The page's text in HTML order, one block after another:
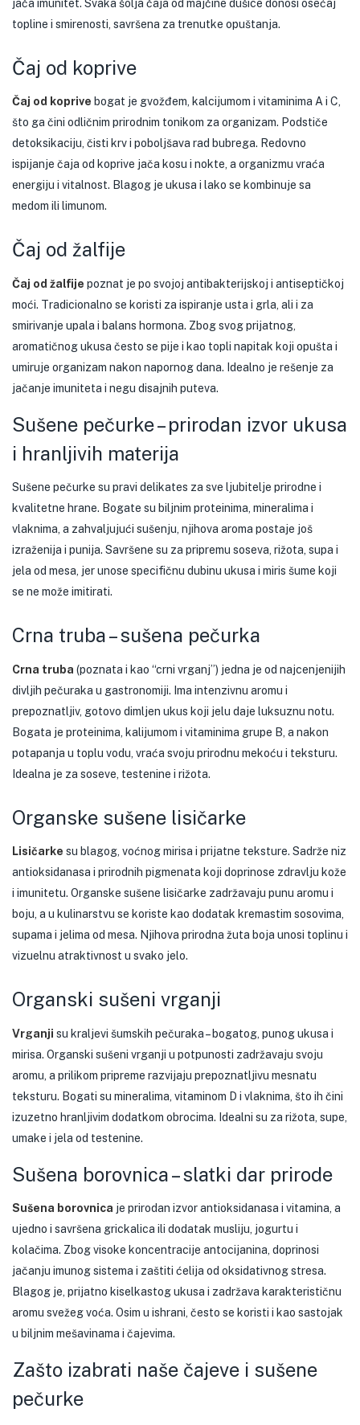
jača imunitet. Svaka šolja čaja od majčine dušice donosi osećaj
topline i smirenosti, savršena za trenutke opuštanja.
Čaj od koprive
Čaj od koprive bogat je gvožđem, kalcijumom i vitaminima A i C,
što ga čini odličnim prirodnim tonikom za organizam. Podstiče
detoksikaciju, čisti krv i poboljšava rad bubrega. Redovno
ispijanje čaja od koprive jača kosu i nokte, a organizmu vraća
energiju i vitalnost. Blagog je ukusa i lako se kombinuje sa
medom ili limunom.
Čaj od žalfije
Čaj od žalfije poznat je po svojoj antibakterijskoj i antiseptičkoj
moći. Tradicionalno se koristi za ispiranje usta i grla, ali i za
smirivanje upala i balans hormona. Zbog svog prijatnog,
aromatičnog ukusa često se pije i kao topli napitak koji opušta i
umiruje organizam nakon napornog dana. Idealno je rešenje za
jačanje imuniteta i negu disajnih puteva.
Sušene pečurke – prirodan izvor ukusa
i hranljivih materija
Sušene pečurke su pravi delikates za sve ljubitelje prirodne i
kvalitetne hrane. Bogate su biljnim proteinima, mineralima i
vlaknima, a zahvaljujući sušenju, njihova aroma postaje još
izraženija i punija. Savršene su za pripremu soseva, rižota, supa i
jela od mesa, jer unose specifičnu dubinu ukusa i miris šume koji
se ne može imitirati.
Crna truba – sušena pečurka
Crna truba (poznata i kao “crni vrganj”) jedna je od najcenjenijih
divljih pečuraka u gastronomiji. Ima intenzivnu aromu i
prepoznatljiv, gotovo dimljen ukus koji jelu daje luksuznu notu.
Bogata je proteinima, kalijumom i vitaminima grupe B, a nakon
potapanja u toplu vodu, vraća svoju prirodnu mekoću i teksturu.
Idealna je za soseve, testenine i rižota.
Organske sušene lisičarke
Lisičarke su blagog, voćnog mirisa i prijatne teksture. Sadrže niz
antioksidanasa i prirodnih pigmenata koji doprinose zdravlju kože
i imunitetu. Organske sušene lisičarke zadržavaju punu aromu i
boju, a u kulinarstvu se koriste kao dodatak kremastim sosovima,
supama i jelima od mesa. Njihova prirodna žuta boja unosi toplinu i
vizuelnu atraktivnost u svako jelo.
Organski sušeni vrganji
Vrganji su kraljevi šumskih pečuraka – bogatog, punog ukusa i
mirisa. Organski sušeni vrganji u potpunosti zadržavaju svoju
aromu, a prilikom pripreme razvijaju prepoznatljivu mesnatu
teksturu. Bogati su mineralima, vitaminom D i vlaknima, što ih čini
izuzetno hranljivim dodatkom obrocima. Idealni su za rižota, supe,
umake i jela od testenine.
Sušena borovnica – slatki dar prirode
Sušena borovnica je prirodan izvor antioksidanasa i vitamina, a
ujedno i savršena grickalica ili dodatak musliju, jogurtu i
kolačima. Zbog visoke koncentracije antocijanina, doprinosi
jačanju imunog sistema i zaštiti ćelija od oksidativnog stresa.
Blagog je, prijatno kiselkastog ukusa i zadržava karakterističnu
aromu svežeg voća. Osim u ishrani, često se koristi i kao sastojak
u biljnim mešavinama i čajevima.
Zašto izabrati naše čajeve i sušene
pečurke